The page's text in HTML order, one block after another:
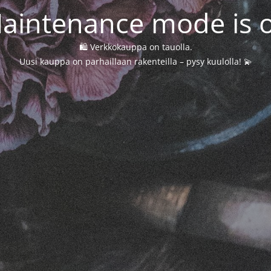
mode is
🛍️ Verkkokauppa on tauolla.
Uusi kauppa on parhaillaan rakenteilla – pysy kuulolla! 💫